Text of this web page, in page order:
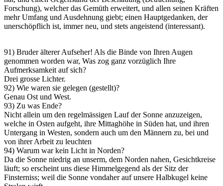
Forschung), welcher das Gemüth erweitert, und allen seinen Kräften
mehr Umfang und Ausdehnung giebt; einen Hauptgedanken, der
unerschöpflich ist, immer neu, und stets angeistend (interessant).
91) Bruder älterer Aufseher! Als die Binde von Ihren Augen
genommen worden war, Was zog ganz vorzüglich Ihre
Aufmerksamkeit auf sich?
Drei grosse Lichter.
92) Wie waren sie gelegen (gestellt)?
Genau Ost und West.
93) Zu was Ende?
Nicht allein um den regelmässigen Lauf der Sonne anzuzeigen,
welche in Osten aufgeht, ihre Mittaghöhe in Süden hat, und ihren
Untergang in Westen, sondern auch um den Männern zu, bei und
von ihrer Arbeit zu leuchten
94) Warum war kein Licht in Norden?
Da die Sonne niedrig an unserm, dem Norden nahen, Gesichtkreise
läuft; so erscheint uns diese Himmelgegend als der Sitz der
Finsterniss; weil die Sonne vondaher auf unsere Halbkugel keine